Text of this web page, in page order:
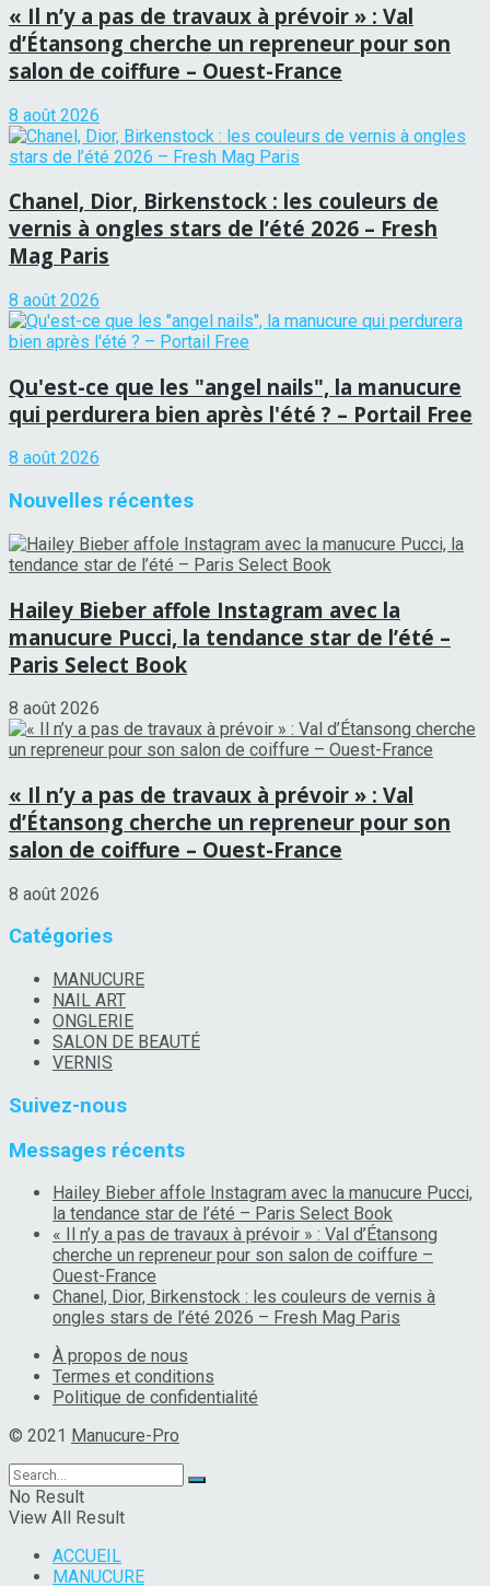
« Il n’y a pas de travaux à prévoir » : Val
d’Étansong cherche un repreneur pour son
salon de coiffure – Ouest-France
8 août 2026
Chanel, Dior, Birkenstock : les couleurs de
vernis à ongles stars de l’été 2026 – Fresh
Mag Paris
8 août 2026
Qu'est-ce que les "angel nails", la manucure
qui perdurera bien après l'été ? – Portail Free
8 août 2026
Nouvelles récentes
Hailey Bieber affole Instagram avec la
manucure Pucci, la tendance star de l’été –
Paris Select Book
8 août 2026
« Il n’y a pas de travaux à prévoir » : Val
d’Étansong cherche un repreneur pour son
salon de coiffure – Ouest-France
8 août 2026
Catégories
MANUCURE
NAIL ART
ONGLERIE
SALON DE BEAUTÉ
VERNIS
Suivez-nous
Messages récents
Hailey Bieber affole Instagram avec la manucure Pucci,
la tendance star de l’été – Paris Select Book
« Il n’y a pas de travaux à prévoir » : Val d’Étansong
cherche un repreneur pour son salon de coiffure –
Ouest-France
Chanel, Dior, Birkenstock : les couleurs de vernis à
ongles stars de l’été 2026 – Fresh Mag Paris
À propos de nous
Termes et conditions
Politique de confidentialité
© 2021 Manucure-Pro
No Result
View All Result
ACCUEIL
MANUCURE